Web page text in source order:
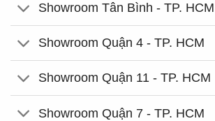
Showroom Tân Bình - TP. HCM
Showroom Quận 4 - TP. HCM
Showroom Quận 11 - TP. HCM
Showroom Quận 7 - TP. HCM